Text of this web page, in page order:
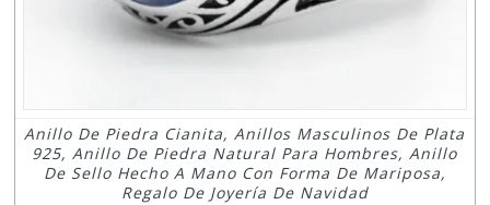
Anillo De Piedra Cianita, Anillos Masculinos De Plata
925, Anillo De Piedra Natural Para Hombres, Anillo
De Sello Hecho A Mano Con Forma De Mariposa,
Regalo De Joyería De Navidad